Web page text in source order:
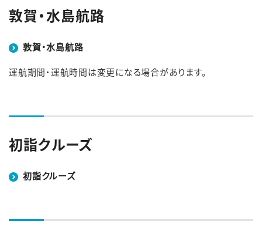
敦賀・水島航路
敦賀・水島航路
運航期間・運航時間は変更になる場合があります。
初詣クルーズ
初詣クルーズ